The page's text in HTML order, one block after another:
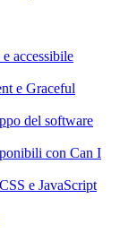
accessibile
e Graceful
del software
con Can I
e JavaScript